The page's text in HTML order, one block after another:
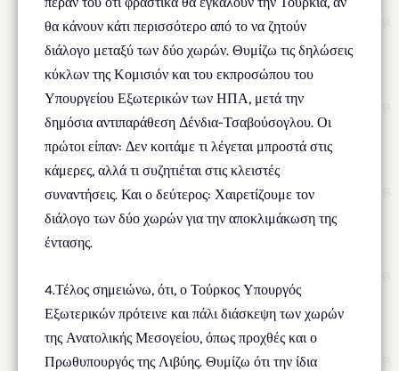
θα κάνουν κάτι περισσότερο από το να ζητούν
διάλογο μεταξύ των δύο χωρών. Θυμίζω τις δηλώσεις
κύκλων της Κομισιόν και του εκπροσώπου του
Υπουργείου Εξωτερικών των ΗΠΑ, μετά την
δημόσια αντιπαράθεση Δένδια-Τσαβούσογλου. Οι
πρώτοι είπαν: Δεν κοιτάμε τι λέγεται μπροστά στις
κάμερες, αλλά τι συζητιέται στις κλειστές
συναντήσεις. Και ο δεύτερος: Χαιρετίζουμε τον
διάλογο των δύο χωρών για την αποκλιμάκωση της
έντασης.
4.Τέλος σημειώνω, ότι, ο Τούρκος Υπουργός
Εξωτερικών πρότεινε και πάλι διάσκεψη των χωρών
της Ανατολικής Μεσογείου, όπως προχθές και ο
Πρωθυπουργός της Λιβύης. Θυμίζω ότι την ίδια